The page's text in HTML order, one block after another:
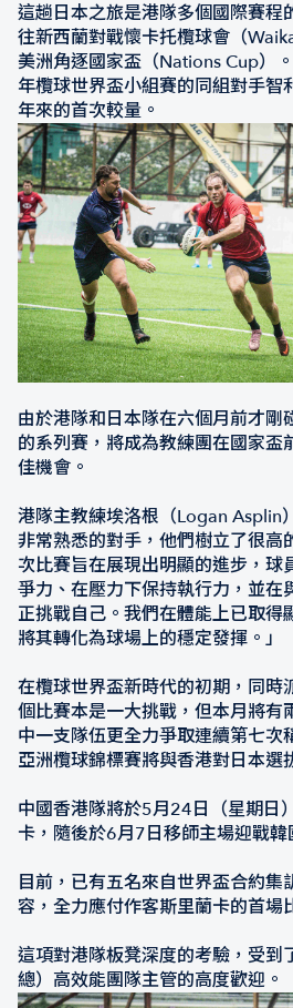
這趟日本之旅是港隊多個國際賽程
往新西蘭對戰懷卡托欖球會（
美洲角逐國家盃（Nations Cup）
年欖球世界盃小組賽的同組對手智
年來的首次較量。
由於港隊和日本隊在六個月前才剛
的系列賽，將成為教練團在國家盃
佳機會。
港隊主教練埃洛根（Logan Asplin
非常熟悉的對手，他們樹立了很高
次比賽旨在展現出明顯的進步，球
爭力、在壓力下保持執行力，並在
正挑戰自己。我們在體能上已取得
將其轉化為球場上的穩定發揮。」
在欖球世界盃新時代的初期，同時
個比賽本是一大挑戰，但本月將有
中一支隊伍更全力爭取連續第七次
亞洲欖球錦標賽將與香港對日本選
中國香港隊將於5月24日（星期日
卡，隨後於6月7日移師主場迎戰韓
目前，已有五名來自世界盃合約
容，全力應付作客斯里蘭卡的首場
這項對港隊板凳深度的考驗，受到
總）高效能團隊主管的高度歡迎。